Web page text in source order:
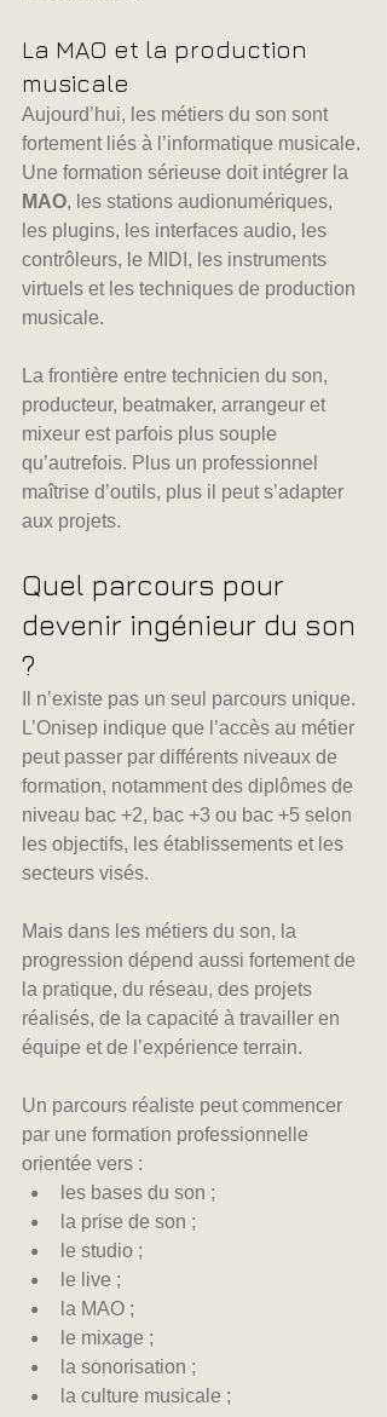
La MAO et la production
musicale
Aujourd’hui, les métiers du son sont
fortement liés à l’informatique musicale.
Une formation sérieuse doit intégrer la
MAO, les stations audionumériques,
les plugins, les interfaces audio, les
contrôleurs, le MIDI, les instruments
virtuels et les techniques de production
musicale.
La frontière entre technicien du son,
producteur, beatmaker, arrangeur et
mixeur est parfois plus souple
qu’autrefois. Plus un professionnel
maîtrise d’outils, plus il peut s’adapter
aux projets.
Quel parcours pour
devenir ingénieur du son
?
Il n’existe pas un seul parcours unique.
L’Onisep indique que l’accès au métier
peut passer par différents niveaux de
formation, notamment des diplômes de
niveau bac +2, bac +3 ou bac +5 selon
les objectifs, les établissements et les
secteurs visés.
Mais dans les métiers du son, la
progression dépend aussi fortement de
la pratique, du réseau, des projets
réalisés, de la capacité à travailler en
équipe et de l’expérience terrain.
Un parcours réaliste peut commencer
par une formation professionnelle
orientée vers :
les bases du son ;
la prise de son ;
le studio ;
le live ;
la MAO ;
le mixage ;
la sonorisation ;
la culture musicale ;